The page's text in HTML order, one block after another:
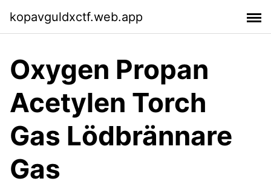
kopavguldxctf.web.app
Oxygen Propan
Acetylen Torch
Gas Lödbrännare
Gas